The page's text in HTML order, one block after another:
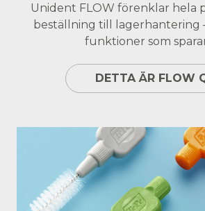
Unident FLOW förenklar hela
beställning till lagerhantering
funktioner som
DETTA ÄR FLOW